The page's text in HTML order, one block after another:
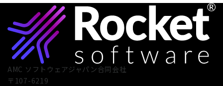
AMC ソフトウェアジャパン合同会社
〒107-6219